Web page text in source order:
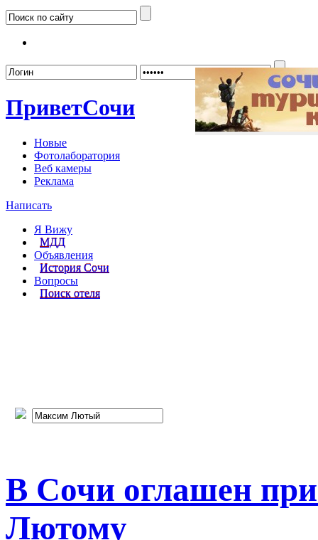
ПриветСочи
Новые
Фотолаборатория
Веб камеры
Реклама
Написать
Я Вижу
МДД
Объявления
История Сочи
Вопросы
Поиск отеля
В Сочи оглашен
Лютому